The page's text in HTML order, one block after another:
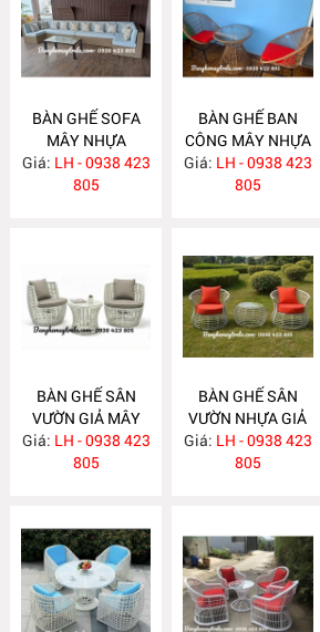
BÀN GHẾ SOFA
MÂY NHỰA
NGOÀI TRỜI
NH282
Giá: LH - 0938 423
805
BÀN GHẾ BAN
CÔNG MÂY NHỰA
GIÁ RẺ NH281
Giá: LH - 0938 423
805
BÀN GHẾ SÂN
VƯỜN GIẢ MÂY
NH279
Giá: LH - 0938 423
805
BÀN GHẾ SÂN
VƯỜN NHỰA GIẢ
MÂY NH278
Giá: LH - 0938 423
805